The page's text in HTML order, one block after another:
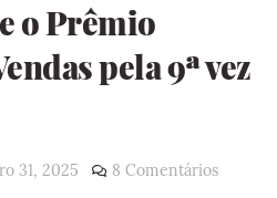
o Prêmio
pela 9ª vez
31, 2025 8 Comentários